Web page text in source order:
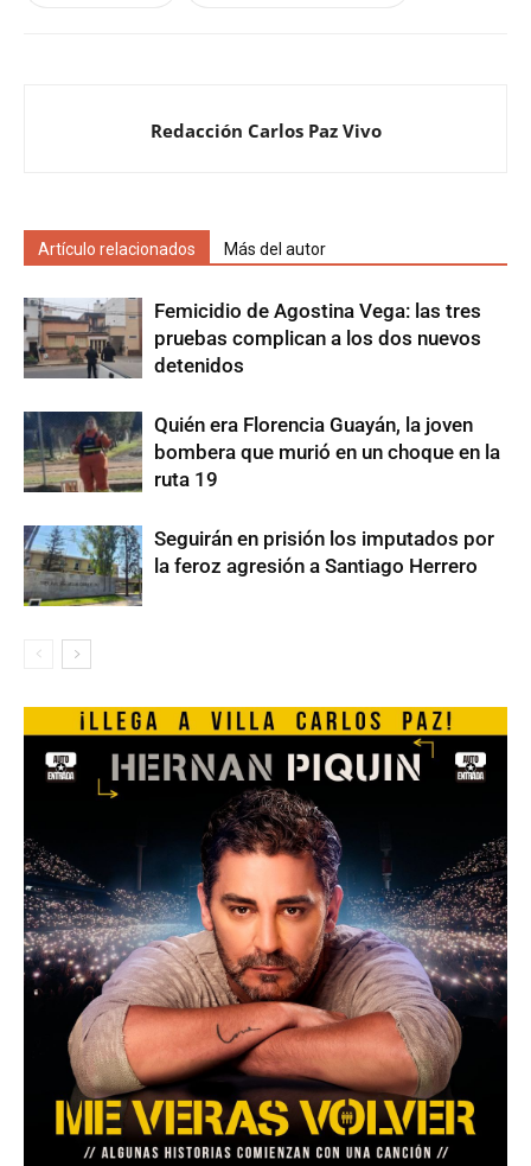
Redacción Carlos Paz Vivo
Artículo relacionados Más del autor
Femicidio de Agostina Vega: las tres
pruebas complican a los dos nuevos
detenidos
Quién era Florencia Guayán, la joven
bombera que murió en un choque en la
ruta 19
Seguirán en prisión los imputados por
la feroz agresión a Santiago Herrero